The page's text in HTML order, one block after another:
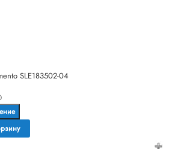
SLE183502-04